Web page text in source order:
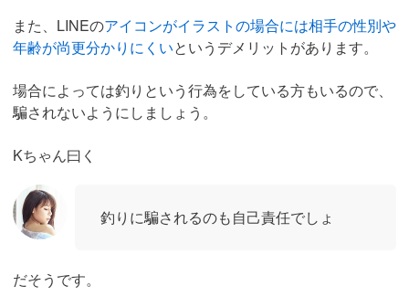
また、LINEのアイコンがイラストの場合には相手の性別や
年齢が尚更分かりにくいというデメリットがあります。
場合によっては釣りという行為をしている方もいるので、
騙されないようにしましょう。
Kちゃん曰く
釣りに騙されるのも自己責任でしょ
だそうです。